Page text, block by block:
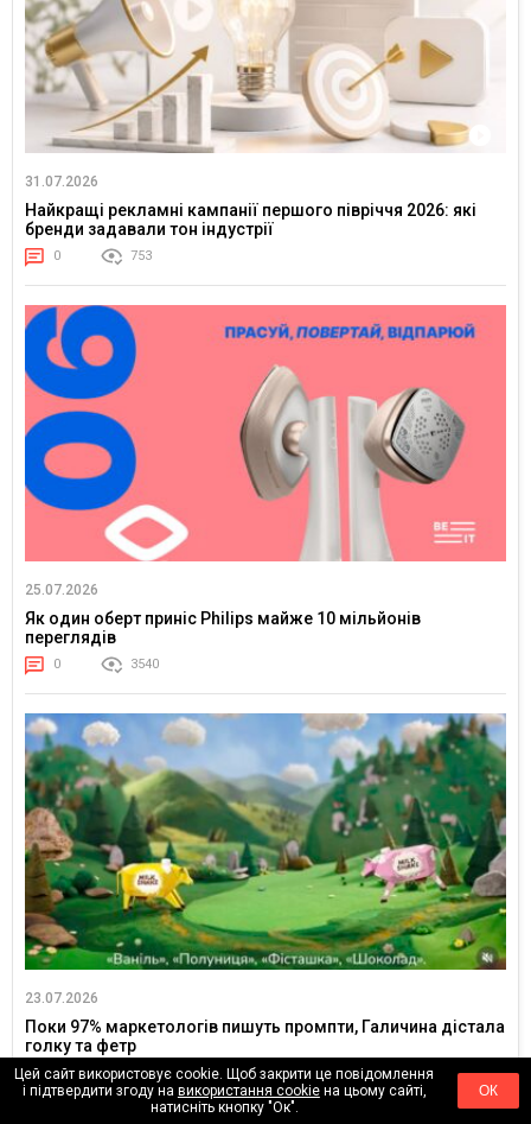
31.07.2026
Найкращі рекламні кампанії першого півріччя 2026: які
бренди задавали тон індустрії
0 753
25.07.2026
Як один оберт приніс Philips майже 10 мільйонів
переглядів
0 3540
23.07.2026
Поки 97% маркетологів пишуть промпти, Галичина дістала
голку та фетр
0 731
Цей сайт використовує cookie. Щоб закрити це повідомлення
і підтвердити згоду на використання cookieна цьому сайті,
натисніть кнопку "Ок".
ОК